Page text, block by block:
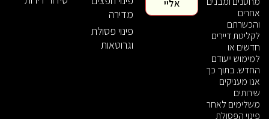
אחרים
והכשרתם
לקליטת דיירים
חדשים או
למימוש ייעודם
החדש. בתוך כך
אנו מעניקים
שירותים
משלימים לאחר
פינוי הפסולת
מדירה
פינוי פסולת
וגרוטאות
אליי